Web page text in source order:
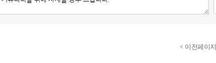
이전페이지